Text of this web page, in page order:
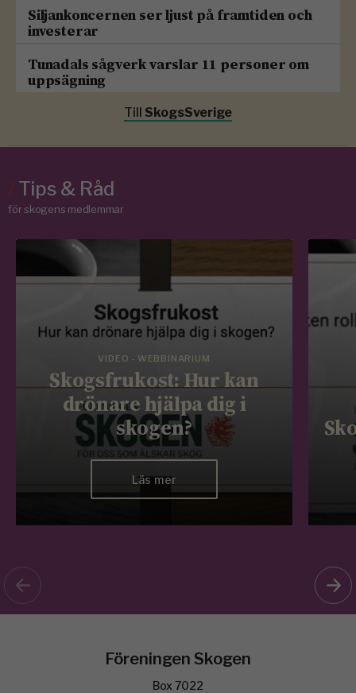
Siljankoncernen ser ljust på framtiden och
investerar
Tunadals sågverk varslar 11 personer om
uppsägning
Till SkogsSverige
/Tips & Råd
för skogens medlemmar
VIDEO - WEBBINARIUM
Skogsfrukost: Hur kan
drönare hjälpa dig i
skogen?
Läs mer
Föreningen Skogen
Box 7022